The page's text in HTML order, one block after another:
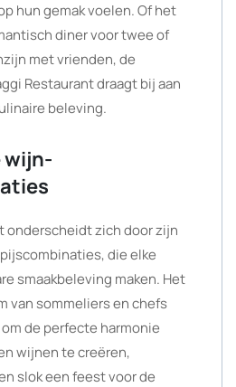
hun gemak voelen. Of het
diner voor twee of
met vrienden, de
Restaurant draagt bij aan
beleving.
wijn-
onderscheidt zich door zijn
die elke
smaakbeleving maken. Het
van sommeliers en chefs
de perfecte harmonie
wijnen te creëren,
slok een feest voor de